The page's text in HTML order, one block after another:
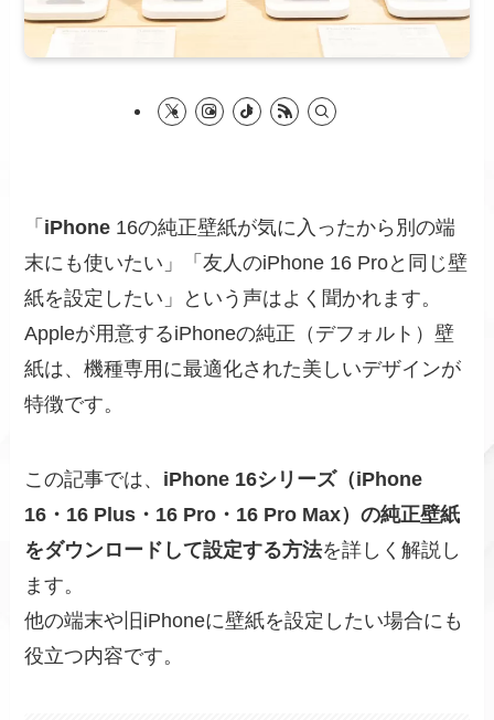
「 iPhone 16の純正壁紙が気に入ったから別の端
末にも使いたい」「友人のiPhone 16 Proと同じ壁
紙を設定したい」という声はよく聞かれます。
Appleが用意するiPhoneの純正（デフォルト）壁
紙は、機種専用に最適化された美しいデザインが
特徴です。
この記事では、 iPhone 16シリーズ（iPhone
16・16 Plus・16 Pro・16 Pro Max）の純正壁紙
をダウンロードして設定する方法を詳しく解説し
ます。
他の端末や旧iPhoneに壁紙を設定したい場合にも
役立つ内容です。